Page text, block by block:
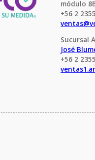
módulo
+56 2
Sucursal
José
+56 2